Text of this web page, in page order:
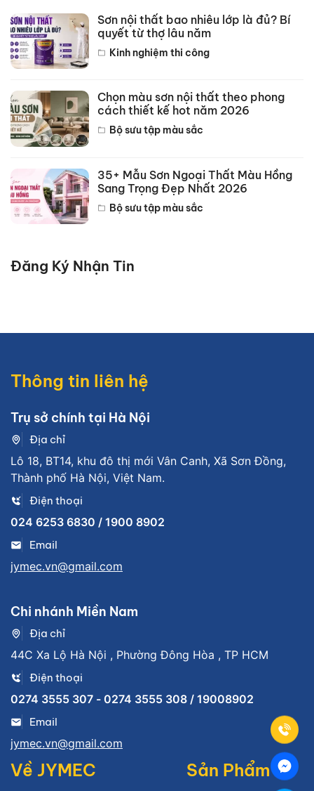
Sơn nội thất bao nhiêu lớp là đủ? Bí
quyết từ thợ lâu năm
Kinh nghiệm thi công
Chọn màu sơn nội thất theo phong
cách thiết kế hot năm 2026
Bộ sưu tập màu sắc
35+ Mẫu Sơn Ngoại Thất Màu Hồng
Sang Trọng Đẹp Nhất 2026
Bộ sưu tập màu sắc
Đăng Ký Nhận Tin
Thông tin liên hệ
Trụ sở chính tại Hà Nội
Địa chỉ
Lô 18, BT14, khu đô thị mới Vân Canh, Xã Sơn Đồng,
Thành phố Hà Nội, Việt Nam.
Điện thoại
024 6253 6830 / 1900 8902
Email
jymec.vn@gmail.com
Chi nhánh Miền Nam
Địa chỉ
44C Xa Lộ Hà Nội , Phường Đông Hòa , TP HCM
Điện thoại
0274 3555 307 - 0274 3555 308 / 19008902
Email
jymec.vn@gmail.com
Về JYMEC Sản Phẩm